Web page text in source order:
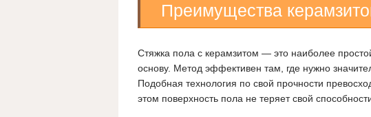
Преимущества
Стяжка пола с керамзитом — это наиболее
основу. Метод эффективен там, где нужно
Подобная технология по свой прочности
этом поверхность пола не теряет свой